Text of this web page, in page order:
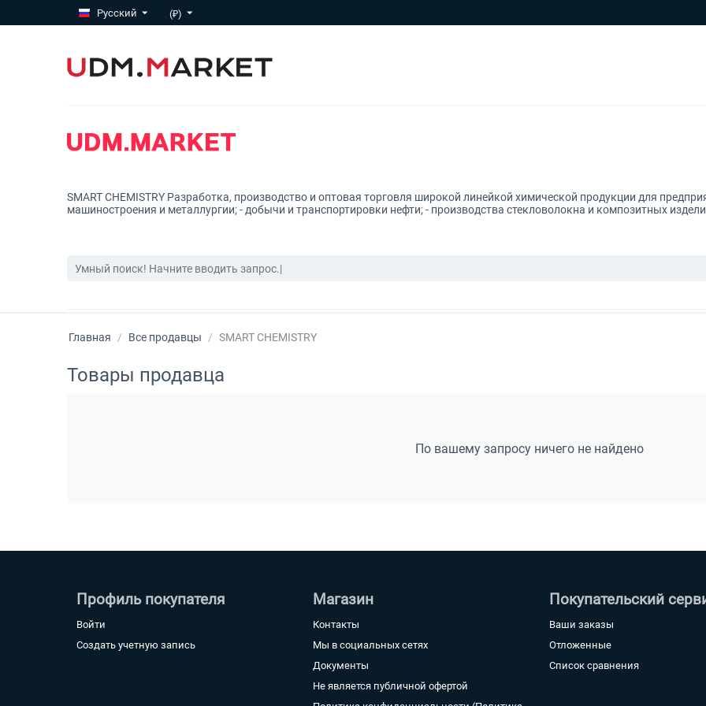
Русский (₽)
SMART CHEMISTRY Разработка, производство и оптовая торговля широкой линейкой химической продукции для
машиностроения и металлургии; - добычи и транспортировки нефти; - производства стекловолокна и композитных
Главная / Все продавцы / SMART CHEMISTRY
Товары продавца
По вашему запросу ничего не найдено
Профиль покупателя
Войти
Создать учетную запись
Магазин
Контакты
Мы в социальных сетях
Документы
Не является публичной офертой
Покупательский
Ваши заказы
Отложенные
Список сравнения